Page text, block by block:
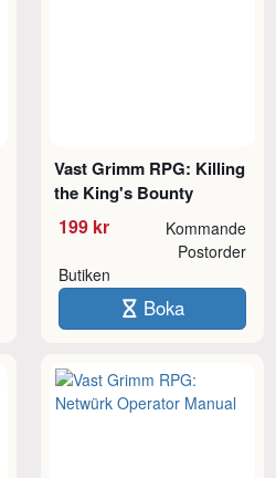
Vast Grimm RPG: Killing
the King's Bounty
199 kr Kommande
Butiken
Postorder
Boka